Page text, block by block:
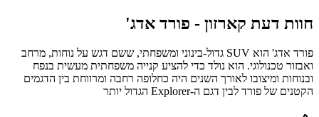
חוות דעת קארזון - פורד אדג'
פורד אדג' הוא SUV גדול‑בינוני ומשפחתי, ששם דגש על נוחות, מרחב
ואבזור טכנולוגי. הוא נולד כדי להציע קנייה משפחתית מעשית בנפח
ובנוחות ומיצובו לאורך השנים היה כחלופה רחבה ומרווחת בין הדגמים
הקטנים של פורד לבין דגם ה‑Explorer הגדול יותר